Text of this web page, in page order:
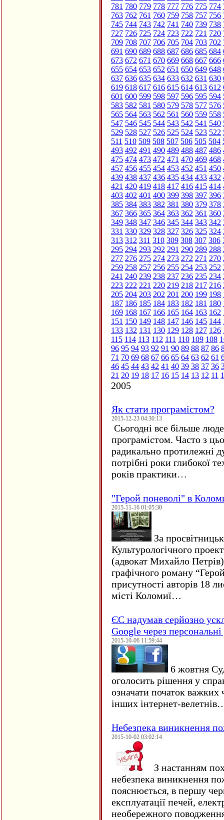
781 780 779 778 777 776 775 774
763 762 761 760 759 758 757 756
745 744 743 742 741 740 739 738
727 726 725 724 723 722 721 720
709 708 707 706 705 704 703 702
691 690 689 688 687 686 685 684
673 672 671 670 669 668 667 666
655 654 653 652 651 650 649 648
637 636 635 634 633 632 631 630
619 618 617 616 615 614 613 612
601 600 599 598 597 596 595 594
583 582 581 580 579 578 577 576
565 564 563 562 561 560 559 558
547 546 545 544 543 542 541 540
529 528 527 526 525 524 523 522
511 510 509 508 507 506 505 504
493 492 491 490 489 488 487 486
475 474 473 472 471 470 469 468
457 456 455 454 453 452 451 450
439 438 437 436 435 434 433 432
421 420 419 418 417 416 415 414
403 402 401 400 399 398 397 396
385 384 383 382 381 380 379 378
367 366 365 364 363 362 361 360
349 348 347 346 345 344 343 342
331 330 329 328 327 326 325 324
313 312 311 310 309 308 307 306
295 294 293 292 291 290 289 288
277 276 275 274 273 272 271 270
259 258 257 256 255 254 253 252
241 240 239 238 237 236 235 234
223 222 221 220 219 218 217 216
205 204 203 202 201 200 199 198
187 186 185 184 183 182 181 180
169 168 167 166 165 164 163 162
151 150 149 148 147 146 145 144
133 132 131 130 129 128 127 126
115 114 113 112 111 110 109 108
96 95 94 93 92 91 90 89 88 87 86
71 70 69 68 67 66 65 64 63 62 61
46 45 44 43 42 41 40 39 38 37 36
21 20 19 18 17 16 15 14 13 12 11
2005
Як стати програмістом?
2015-12-23 04:30:13
Сьогодні все більше
програмістом. Часто з
радикально протилежні
потрібні роки глибокої
років практики…
"Герой поневолі" в
2015-11-16 01:05:30
За
Культурологічного
(адвокат Михайло
графічного роману
присутності авторів 18
місті Коломиї…
ЄC надумав серйозно
Google через персональні
2015-10-06 11:59:44
6 жовтня
оголосить рішення у
означати початок важких
інших інтернет-
Небезпека виникнення
2015-10-02 03:02:14
З настанням
небезпека виникнення
пояснюється, в першу
експлуатації печей,
необережного